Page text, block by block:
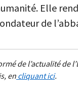
Elle
de
de l’actualité de
en cliquant ici.